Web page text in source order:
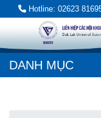
Hotline: 02623
DANH MỤC